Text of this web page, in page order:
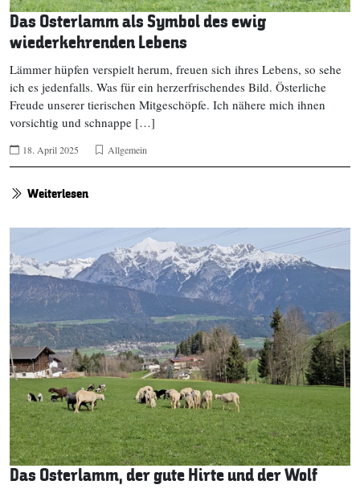
Das Osterlamm als Symbol des ewig
wiederkehrenden Lebens
Lämmer hüpfen verspielt herum, freuen sich ihres Lebens, so sehe
ich es jedenfalls. Was für ein herzerfrischendes Bild. Österliche
Freude unserer tierischen Mitgeschöpfe. Ich nähere mich ihnen
vorsichtig und schnappe […]
18. April 2025 Allgemein
Weiterlesen
Das Osterlamm, der gute Hirte und der Wolf